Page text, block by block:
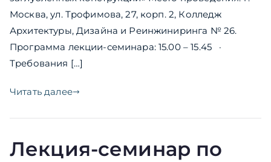
Москва, ул. Трофимова, 27, корп. 2, Колледж
Архитектуры, Дизайна и Реинжиниринга № 26.
Программа лекции-семинара: 15.00 – 15.45 ·
Требования […]
Читать далее
Лекция-семинар по